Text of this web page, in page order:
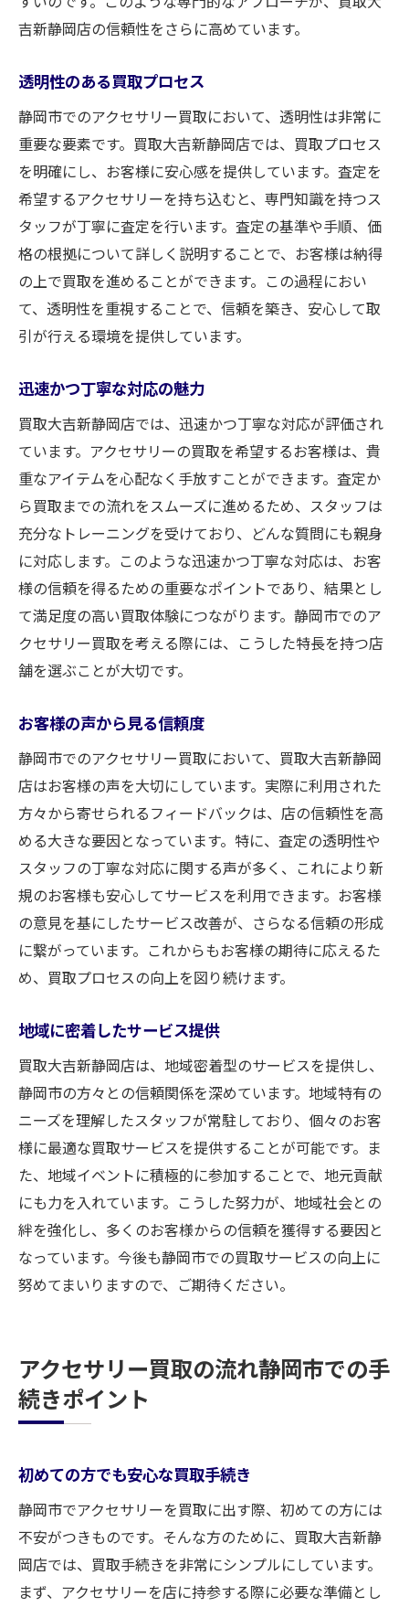
吉新静岡店の信頼性をさらに高めています。
透明性のある買取プロセス
静岡市でのアクセサリー買取において、透明性は非常に
重要な要素です。買取大吉新静岡店では、買取プロセス
を明確にし、お客様に安心感を提供しています。査定を
希望するアクセサリーを持ち込むと、専門知識を持つス
タッフが丁寧に査定を行います。査定の基準や手順、価
格の根拠について詳しく説明することで、お客様は納得
の上で買取を進めることができます。この過程におい
て、透明性を重視することで、信頼を築き、安心して取
引が行える環境を提供しています。
迅速かつ丁寧な対応の魅力
買取大吉新静岡店では、迅速かつ丁寧な対応が評価され
ています。アクセサリーの買取を希望するお客様は、貴
重なアイテムを心配なく手放すことができます。査定か
ら買取までの流れをスムーズに進めるため、スタッフは
充分なトレーニングを受けており、どんな質問にも親身
に対応します。このような迅速かつ丁寧な対応は、お客
様の信頼を得るための重要なポイントであり、結果とし
て満足度の高い買取体験につながります。静岡市でのア
クセサリー買取を考える際には、こうした特長を持つ店
舗を選ぶことが大切です。
お客様の声から見る信頼度
静岡市でのアクセサリー買取において、買取大吉新静岡
店はお客様の声を大切にしています。実際に利用された
方々から寄せられるフィードバックは、店の信頼性を高
める大きな要因となっています。特に、査定の透明性や
スタッフの丁寧な対応に関する声が多く、これにより新
規のお客様も安心してサービスを利用できます。お客様
の意見を基にしたサービス改善が、さらなる信頼の形成
に繋がっています。これからもお客様の期待に応えるた
め、買取プロセスの向上を図り続けます。
地域に密着したサービス提供
買取大吉新静岡店は、地域密着型のサービスを提供し、
静岡市の方々との信頼関係を深めています。地域特有の
ニーズを理解したスタッフが常駐しており、個々のお客
様に最適な買取サービスを提供することが可能です。ま
た、地域イベントに積極的に参加することで、地元貢献
にも力を入れています。こうした努力が、地域社会との
絆を強化し、多くのお客様からの信頼を獲得する要因と
なっています。今後も静岡市での買取サービスの向上に
努めてまいりますので、ご期待ください。
アクセサリー買取の流れ静岡市での手
続きポイント
初めての方でも安心な買取手続き
静岡市でアクセサリーを買取に出す際、初めての方には
不安がつきものです。そんな方のために、買取大吉新静
岡店では、買取手続きを非常にシンプルにしています。
まず、アクセサリーを店に持参する際に必要な準備とし